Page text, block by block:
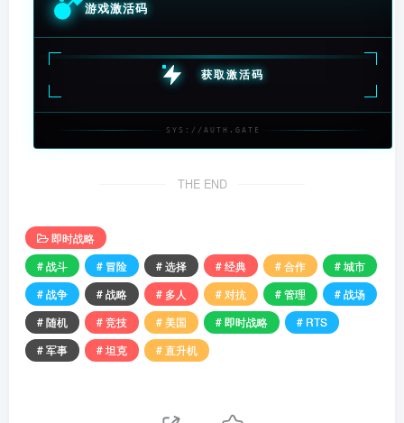
游戏激活码
获取激活码
SYS://AUTH.GATE
THE END
即时战略
# 战斗
# 冒险 # 选择 # 经典 # 合作
# 城市
# 战争
# 战略 # 多人 # 对抗 # 管理
# 战场
# 随机
# 竞技 # 美国 # 即时战略
# RTS
# 军事
# 坦克 # 直升机